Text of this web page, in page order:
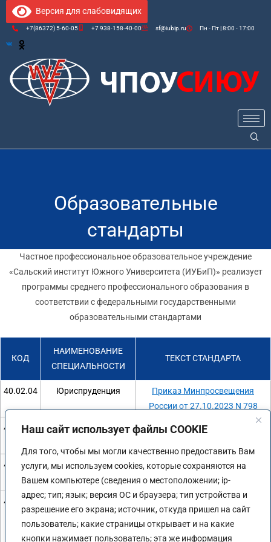
Наш сайт использует файлы COOKIE
Для того, чтобы мы могли качественно предоставить Вам
услуги, мы используем cookies, которые сохраняются на
Вашем компьютере (сведения о местоположении; ip-
адрес; тип; язык; версия ОС и браузера; тип устройства и
разрешение его экрана; источник, откуда пришел на сайт
пользователь; какие страницы открывает и на какие
кнопки нажимает пользователь; эта же информация
Версия для слабовидящих
+7(86372) 5-60-05 +7 938-158-40-00 sf@iubip.ru Пн - Пт | 8:00 - 17:00
Образовательные
стандарты
Частное профессиональное образовательное учреждение
«Сальский институт Южного Университета (ИУБиП)» реализует
программы среднего профессионального образования в
соответствии с федеральными государственными
образовательными стандартами
КОД
НАИМЕНОВАНИЕ
СПЕЦИАЛЬНОСТИ
ТЕКСТ СТАНДАРТА
40.02.04 Юриспруденция
Приказ Минпросвещения
России от 27.10.2023 N 798
44.02.01
Дошкольное
Приказ Минпросвещения
44.02.02
Преподавание в
начальных классах
Приказ Минпросвещения
России от 17.08.2022 г. №742
40.02.02
Правоохранительная
деятельность
Приказ Минобрнауки России от
12.05.2014 г. N 509